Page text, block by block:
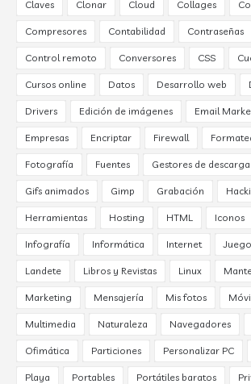
Claves Clonar Cloud Collages
Compresores Contabilidad Contraseñas
Control remoto Conversores CSS
Cursos online Datos Desarrollo web
Drivers Edición de imágenes Email
Empresas Encriptar Firewall
Fotografía Fuentes Gestores de descarga
Gifs animados Gimp Grabación
Herramientas Hosting HTML Iconos
Infografía Informática Internet
Landete Libros y Revistas Linux
Marketing Mensajería Mis fotos
Multimedia Naturaleza Navegadores
Ofimática Particiones Personalizar PC
Playa Portables Portátiles baratos